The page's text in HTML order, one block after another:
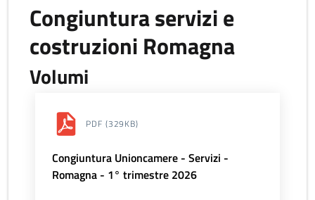
Congiuntura servizi e
costruzioni Romagna
Volumi
PDF (329KB)
Congiuntura Unioncamere - Servizi -
Romagna - 1° trimestre 2026